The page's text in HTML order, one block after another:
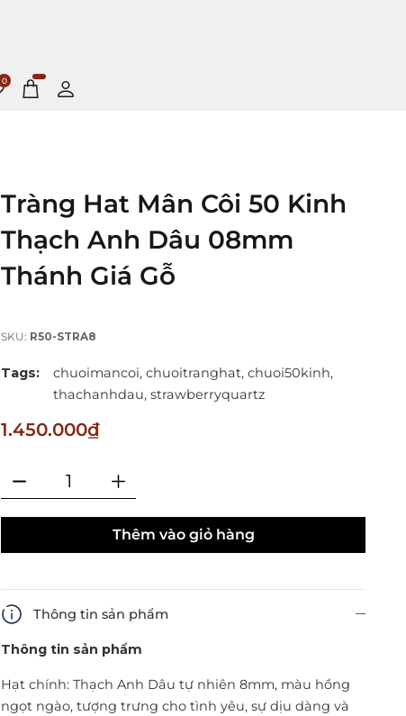
0
Tràng Hat Mân Côi 50 Kinh
Thạch Anh Dâu 08mm
Thánh Giá Gỗ
SKU: R50-STRA8
Tags: chuoimancoi, chuoitranghat, chuoi50kinh,
thachanhdau, strawberryquartz
1.450.000₫
Thêm vào giỏ hàng
Thông tin sản phẩm
Thông tin sản phẩm
Hạt chính: Thạch Anh Dâu tự nhiên 8mm, màu hồng
ngọt ngào, tượng trưng cho tình yêu, sự dịu dàng và